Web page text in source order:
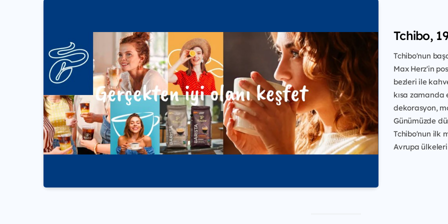
Tchibo,
Tchibo'nun
Max Herz'in
bezleri ile
kısa
dekorasyon,
Günümüzde
Tchibo'nun ilk
Avrupa